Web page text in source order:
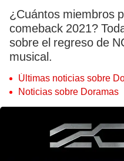
¿Cuántos miembros
comeback 2021?
sobre el regreso de
musical.
Últimas noticias sobre
Noticias sobre Doramas